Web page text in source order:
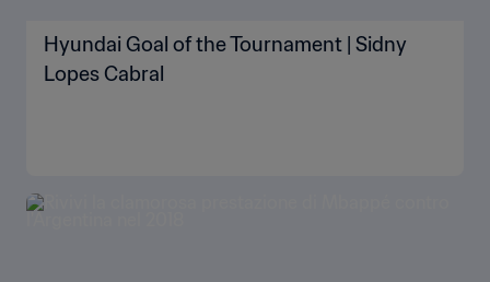
Hyundai Goal of the Tournament | Sidny
Lopes Cabral